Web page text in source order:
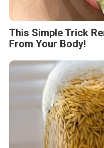
This Simple Trick
From Your Body!